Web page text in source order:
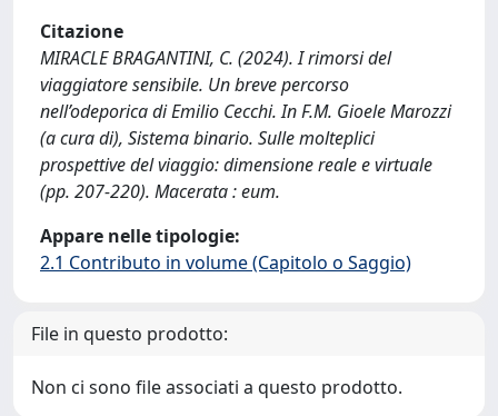
Citazione
MIRACLE BRAGANTINI, C. (2024). I rimorsi del
viaggiatore sensibile. Un breve percorso
nell’odeporica di Emilio Cecchi. In F.M. Gioele Marozzi
(a cura di), Sistema binario. Sulle molteplici
prospettive del viaggio: dimensione reale e virtuale
(pp. 207-220). Macerata : eum.
Appare nelle tipologie:
2.1 Contributo in volume (Capitolo o Saggio)
File in questo prodotto:
Non ci sono file associati a questo prodotto.